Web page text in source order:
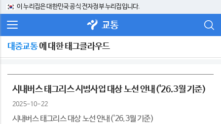
이 누리집은 대한민국 공식 전자정부 누리집입니다.
교통
대중교통에 대한 태그클라우드
시내버스 태그리스 시범사업 대상 노선 안내('26.3월 기준)
2025-10-22
시내버스 태그리스 대상 노선 안내('26.3월 기준)